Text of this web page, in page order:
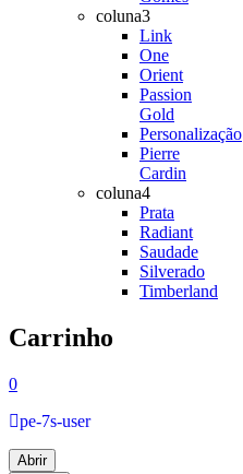
coluna3
Link
One
Orient
Passion
Gold
Personalização
Pierre
Cardin
coluna4
Prata
Radiant
Saudade
Silverado
Timberland
Carrinho
0
pe-7s-user
Abrir